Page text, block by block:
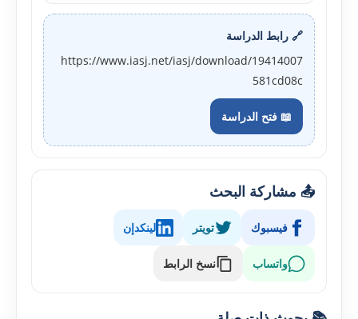
🔗 رابط الدراسة
https://www.iasj.net/iasj/download/19414007
581cd08c
📖 فتح الدراسة
📤 مشاركة البحث
فيسبوك تويتر لينكدإن
واتساب نسخ الرابط